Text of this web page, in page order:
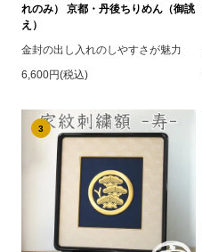
れのみ） 京都・丹後ちりめん（御誂
え）
金封の出し入れのしやすさが魅力
6,600円(税込)
3